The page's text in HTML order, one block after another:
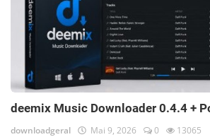
deemix Music Downloader 0.4.4 +
downloadgeral Mai 9, 2026 0 13065